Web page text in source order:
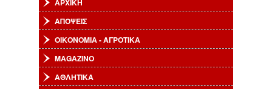
ΑΡΧΙΚΗ
ΑΠΟΨΕΙΣ
ΟΙΚΟΝΟΜΙΑ - ΑΓΡΟΤΙΚΑ
MAGAZINO
ΑΘΛΗΤΙΚΑ